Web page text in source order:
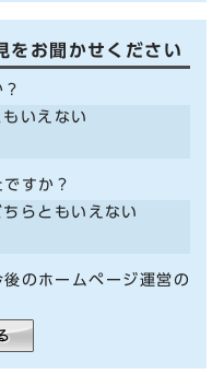
をお聞かせください
いえない
すか？
ちらともいえない
のホームページ運営の